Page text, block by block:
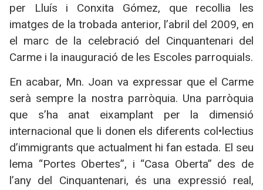
per Lluís i Conxita Gómez, que recollia les
imatges de la trobada anterior, l’abril del 2009, en
el marc de la celebració del Cinquantenari del
Carme i la inauguració de les Escoles parroquials.
En acabar, Mn. Joan va expressar que el Carme
serà sempre la nostra parròquia. Una parròquia
que s’ha anat eixamplant per la dimensió
internacional que li donen els diferents col•lectius
d’immigrants que actualment hi fan estada. El seu
lema “Portes Obertes”, i “Casa Oberta” des de
l’any del Cinquantenari, és una expressió real,